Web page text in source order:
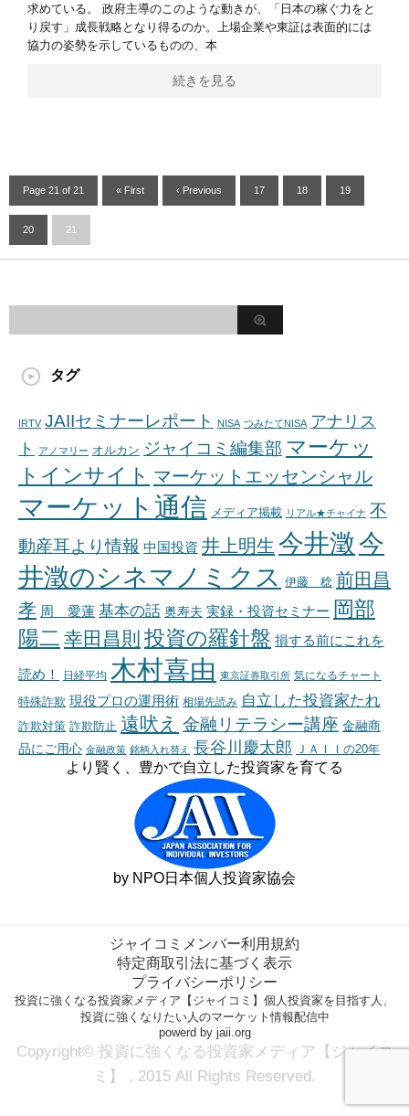
求めている。 政府主導のこのような動きが、「日本の稼ぐ力をと
り戻す」成長戦略となり得るのか。上場企業や東証は表面的には
協力の姿勢を示しているものの、本
続きを見る
Page 21 of 21 « First ‹ Previous 17 18 19
20 21
タグ
IRTV JAIIセミナーレポート NISA つみたてNISA アナリス
ト
アノマリー オルカン ジャイコミ編集部 マーケッ
トインサイト マーケットエッセンシャル
マーケット通信 メディア掲載 リアル★チャイナ 不
動産耳より情報 中国投資 井上明生 今井澂今
井澂のシネマノミクス 伊藤 稔 前田昌
孝 周 愛蓮 基本の話 奥寿夫 実録・投資セミナー 岡部
陽二 幸田昌則 投資の羅針盤 損する前にこれを
読め！ 日経平均 木村喜由 東京証券取引所 気になるチャート
特殊詐欺 現役プロの運用術 相場先読み 自立した投資家たれ
詐欺対策 詐欺防止 遠吠え 金融リテラシー講座 金融商
品にご用心 金融政策 銘柄入れ替え 長谷川慶太郎 ＪＡＩＩの20年
より賢く、豊かで自立した投資家を育てる
by NPO日本個人投資家協会
ジャイコミメンバー利用規約
特定商取引法に基づく表示
プライバシーポリシー
投資に強くなる投資家メディア【ジャイコミ】個人投資家を目指す人、
投資に強くなりたい人のマーケット情報配信中
powerd by jaii.org
Copyright© 投資に強くなる投資家メディア【ジャイコ
ミ】 , 2015 All Rights Reserved.